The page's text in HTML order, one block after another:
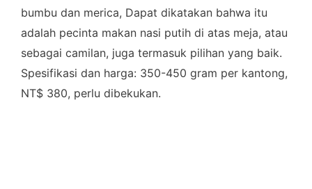
bumbu dan merica, Dapat dikatakan bahwa itu
adalah pecinta makan nasi putih di atas meja, atau
sebagai camilan, juga termasuk pilihan yang baik.
Spesifikasi dan harga: 350-450 gram per kantong,
NT$ 380, perlu dibekukan.